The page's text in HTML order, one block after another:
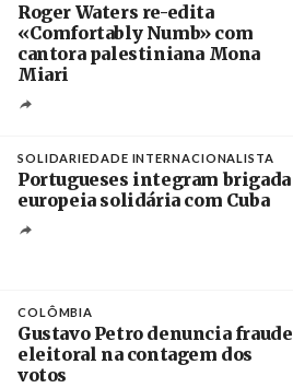
Roger Waters re-edita
«Comfortably Numb» com
cantora palestiniana Mona
Miari
SOLIDARIEDADE INTERNACIONALISTA
Portugueses integram brigada
europeia solidária com Cuba
COLÔMBIA
Gustavo Petro denuncia fraude
eleitoral na contagem dos
votos